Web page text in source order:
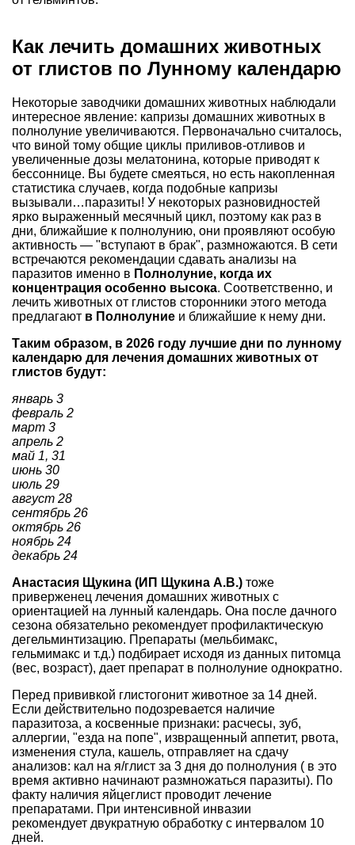
Как лечить домашних животных
от глистов по Лунному календарю
Некоторые заводчики домашних животных наблюдали
интересное явление: капризы домашних животных в
полнолуние увеличиваются. Первоначально считалось,
что виной тому общие циклы приливов-отливов и
увеличенные дозы мелатонина, которые приводят к
бессоннице. Вы будете смеяться, но есть накопленная
статистика случаев, когда подобные капризы
вызывали…паразиты! У некоторых разновидностей
ярко выраженный месячный цикл, поэтому как раз в
дни, ближайшие к полнолунию, они проявляют особую
активность — "вступают в брак", размножаются. В сети
встречаются рекомендации сдавать анализы на
паразитов именно в Полнолуние, когда их
концентрация особенно высока. Соответственно, и
лечить животных от глистов сторонники этого метода
предлагают в Полнолуние и ближайшие к нему дни.
Таким образом, в 2026 году лучшие дни по лунному
календарю для лечения домашних животных от
глистов будут:
январь 3
февраль 2
март 3
апрель 2
май 1, 31
июнь 30
июль 29
август 28
сентябрь 26
октябрь 26
ноябрь 24
декабрь 24
Анастасия Щукина (ИП Щукина А.В.) тоже
приверженец лечения домашних животных с
ориентацией на лунный календарь. Она после дачного
сезона обязательно рекомендует профилактическую
дегельминтизацию. Препараты (мельбимакс,
гельмимакс и т.д.) подбирает исходя из данных питомца
(вес, возраст), дает препарат в полнолуние однократно.
Перед прививкой глистогонит животное за 14 дней.
Если действительно подозревается наличие
паразитоза, а косвенные признаки: расчесы, зуб,
аллергии, "езда на попе", извращенный аппетит, рвота,
изменения стула, кашель, отправляет на сдачу
анализов: кал на я/глист за 3 дня до полнолуния ( в это
время активно начинают размножаться паразиты). По
факту наличия яйцеглист проводит лечение
препаратами. При интенсивной инвазии
рекомендует двукратную обработку с интервалом 10
дней.